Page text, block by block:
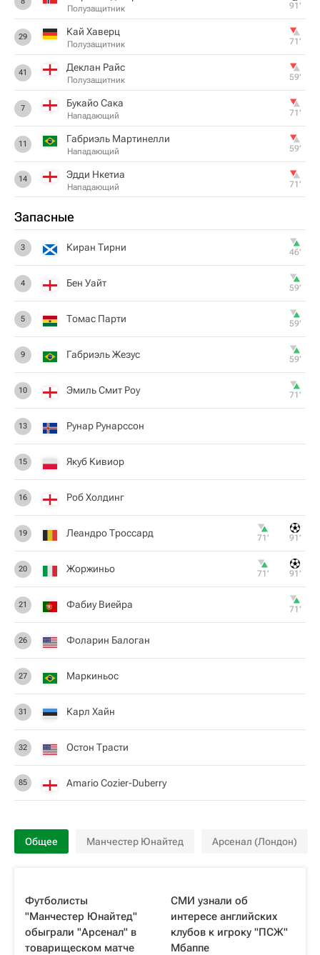
Полузащитник 91‎’‎
29 Кай Хаверц
Полузащитник 71‎’‎
41 Деклан Райс
Полузащитник 59‎’‎
7 Букайо Сака
Нападающий 71‎’‎
11 Габриэль Мартинелли
Нападающий 59‎’‎
14 Эдди Нкетиа
Нападающий 71‎’‎
Запасные
3 Киран Тирни 46‎’‎
4 Бен Уайт 59‎’‎
5 Томас Парти 59‎’‎
9 Габриэль Жезус 59‎’‎
10 Эмиль Смит Роу 71‎’‎
13 Рунар Рунарссон
15 Якуб Кивиор
16 Роб Холдинг
19 Леандро Троссард 71‎’‎ 91‎’‎
20 Жоржиньо 71‎’‎ 91‎’‎
21 Фабиу Виейра 71‎’‎
26 Фоларин Балоган
27 Маркиньос
31 Карл Хайн
32 Остон Трасти
85 Amario Cozier-Duberry
Общее Манчестер Юнайтед Арсенал (Лондон)
Футболисты
"Манчестер Юнайтед"
обыграли "Арсенал" в
товарищеском матче
СМИ узнали об
интересе английских
клубов к игроку "ПСЖ"
Мбаппе